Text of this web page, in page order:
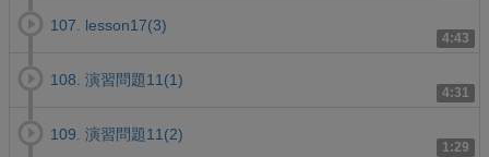
4:43
107. lesson17(3)
4:31
108. 演習問題11(1)
1:29
109. 演習問題11(2)